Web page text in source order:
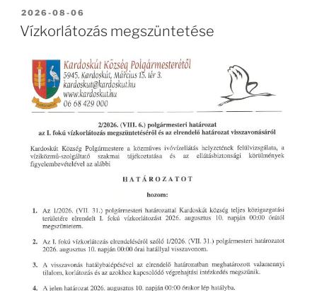
BEKÜLDVE:
2026-08-06
Vízkorlátozás megszüntetése